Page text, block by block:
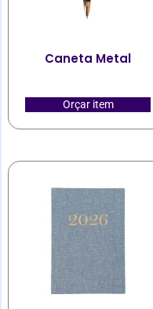
Caneta Metal
Orçar item